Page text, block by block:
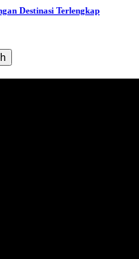
Destinasi Terlengkap